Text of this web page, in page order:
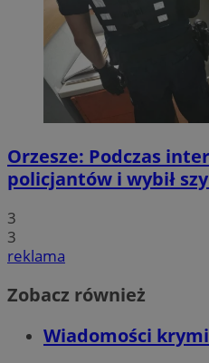
Orzesze: Podczas
policjantów i wybił
3
3
reklama
Zobacz również
Wiadomości